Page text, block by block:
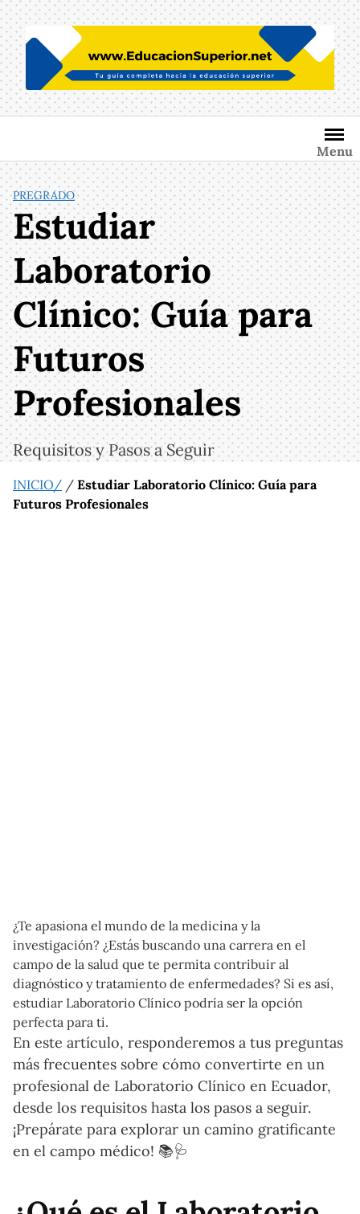
Saltar
al
contenido
Menu
PREGRADO
Estudiar
Laboratorio
Clínico: Guía para
Futuros
Profesionales
Requisitos y Pasos a Seguir
INICIO/ / Estudiar Laboratorio Clínico: Guía para
Futuros Profesionales
¿Te apasiona el mundo de la medicina y la
investigación? ¿Estás buscando una carrera en el
campo de la salud que te permita contribuir al
diagnóstico y tratamiento de enfermedades? Si es así,
estudiar Laboratorio Clínico podría ser la opción
perfecta para ti.
En este artículo, responderemos a tus preguntas
más frecuentes sobre cómo convertirte en un
profesional de Laboratorio Clínico en Ecuador,
desde los requisitos hasta los pasos a seguir.
¡Prepárate para explorar un camino gratificante
en el campo médico! 📚🩺